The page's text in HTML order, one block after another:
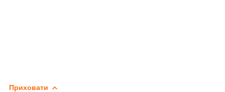
Приховати